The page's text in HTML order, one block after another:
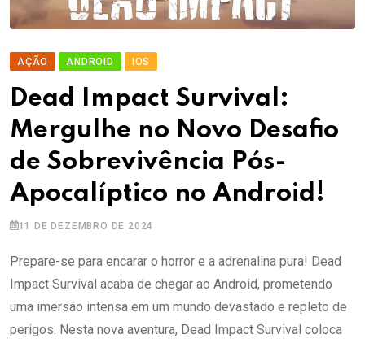
AÇÃO ANDROID IOS
Dead Impact Survival:
Mergulhe no Novo Desafio
de Sobrevivência Pós-
Apocalíptico no Android!
11 DE DEZEMBRO DE 2024
Prepare-se para encarar o horror e a adrenalina pura! Dead
Impact Survival acaba de chegar ao Android, prometendo
uma imersão intensa em um mundo devastado e repleto de
perigos. Nesta nova aventura, Dead Impact Survival coloca